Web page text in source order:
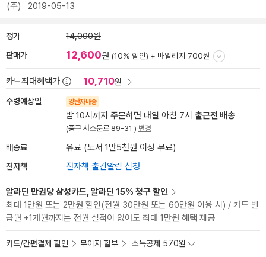
(주) 2019-05-13
정가 14,000원
판매가 12,600원 (10% 할인) + 마일리지 700원
카드최대혜택가 10,710원
수령예상일 양탄자배송
밤 10시까지 주문하면 내일 아침 7시 출근전 배송
(중구 서소문로 89-31 ) 변경
배송료 유료 (도서 1만5천원 이상 무료)
전자책 전자책 출간알림 신청
알라딘 만권당 삼성카드, 알라딘 15% 청구 할인
최대 1만원 또는 2만원 할인(전월 30만원 또는 60만원 이용 시) / 카드 발
급월 +1개월까지는 전월 실적이 없어도 최대 1만원 혜택 제공
카드/간편결제 할인 무이자 할부 소득공제 570원